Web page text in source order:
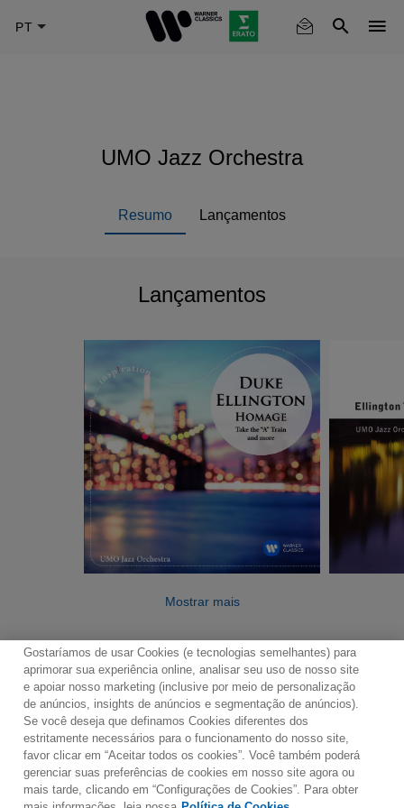
UMO Jazz Orchestra
Resumo Lançamentos
Lançamentos
Mostrar mais
Contato Boletim de Notícias
Termos de Uso
Política de Privacidade
Mapa do Site
Política de Cookies
Configurações de Cookies
Gostaríamos de usar Cookies (e tecnologias semelhantes) para
aprimorar sua experiência online, analisar seu uso de nosso site
e apoiar nosso marketing (inclusive por meio de personalização
de anúncios, insights de anúncios e segmentação de anúncios).
Se você deseja que definamos Cookies diferentes dos
estritamente necessários para o funcionamento do nosso site,
favor clicar em “Aceitar todos os cookies”. Você também poderá
gerenciar suas preferências de cookies em nosso site agora ou
mais tarde, clicando em “Configurações de Cookies”. Para obter